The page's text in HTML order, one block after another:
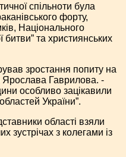
спільноти була
форту,
Національного
битви” та християнських
зростання попиту на
Ярослава Гаврилова. -
особливо зацікавили
України”.
області взяли
зустрічах з колегами із